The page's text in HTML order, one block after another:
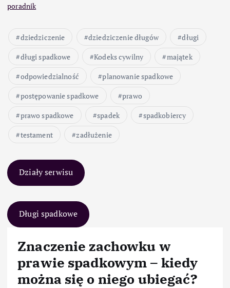
poradnik
dziedziczenie dziedziczenie długów
długi
długi spadkowe
Kodeks cywilny
majątek
odpowiedzialność
planowanie spadkowe
postępowanie spadkowe
prawo
prawo spadkowe
spadek
spadkobiercy
testament
zadłużenie
Działy serwisu
Długi spadkowe
Znaczenie zachowku w
prawie spadkowym – kiedy
można się o niego ubiegać?